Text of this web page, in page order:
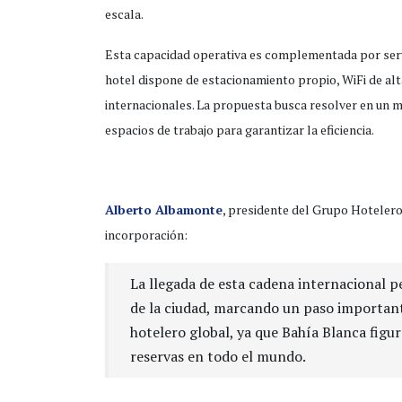
escala.
Esta capacidad operativa es complementada por
hotel dispone de estacionamiento propio, WiFi de
internacionales. La propuesta busca resolver en un
espacios de trabajo para garantizar la eficiencia.
Alberto Albamonte, presidente del Grupo
incorporación:
La llegada de esta cadena
de la ciudad, marcando un paso
hotelero global, ya que Bahía Blanca
reservas en todo el mundo.